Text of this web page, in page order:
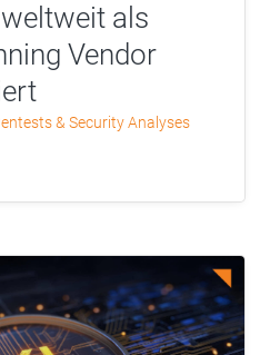
als
Vendor
& Security Analyses